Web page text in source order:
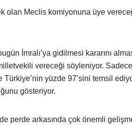
olan Meclis komiyonuna üye
İmralı’ya gidilmesi kararını
vereceği söyleniyor. Sadece
Türkiye’nin yüzde 97’sini temsil
gösteriyor.
perde arkasında çok önemli